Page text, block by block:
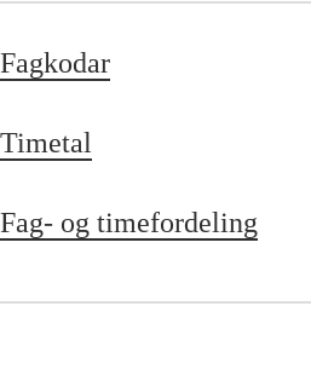
Fagkodar
Timetal
Fag- og timefordeling